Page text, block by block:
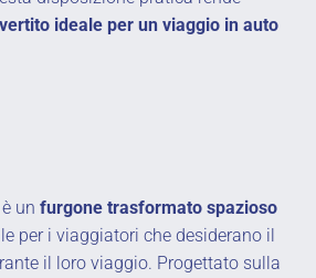
ideale per un viaggio in auto
è unfurgone trasformato spazioso
per i viaggiatori che desiderano il
il loro viaggio. Progettato sulla